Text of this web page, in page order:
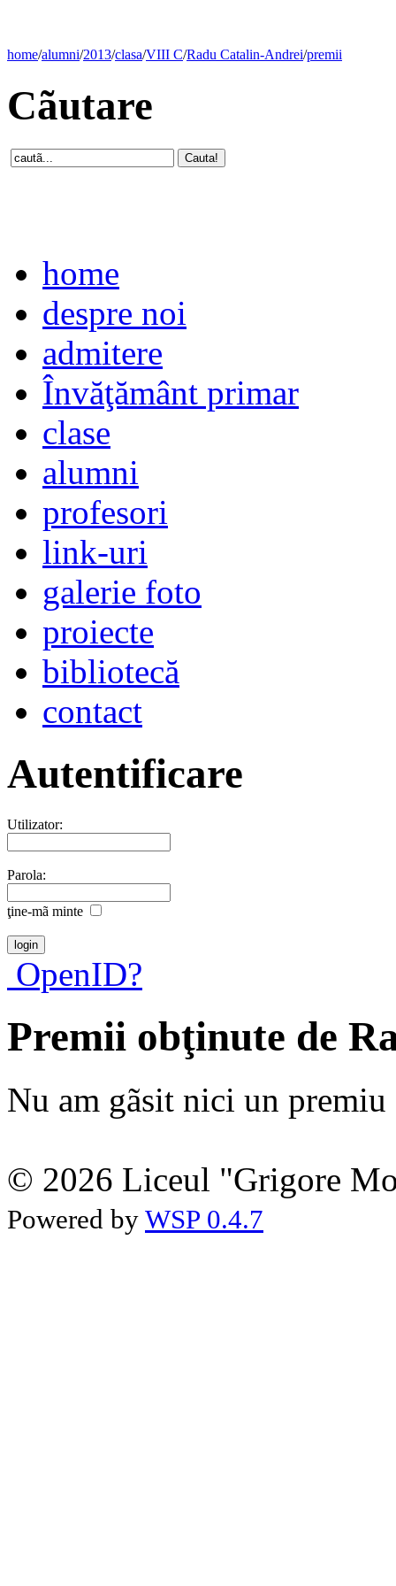
home/alumni/2013/clasa/VIII C/Radu Catalin-Andrei/premii
Cãutare
home
despre noi
admitere
Învăţământ primar
clase
alumni
profesori
link-uri
galerie foto
proiecte
bibliotecă
contact
Autentificare
Utilizator:
Parola:
ţine-mã minte
OpenID?
Premii obţinute de
Nu am gãsit nici un premiu
© 2026 Liceul "Grigore
Powered by WSP 0.4.7